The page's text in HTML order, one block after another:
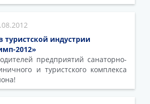
туристской индустрии
2012»
предприятий санаторно-
и туристского комплекса